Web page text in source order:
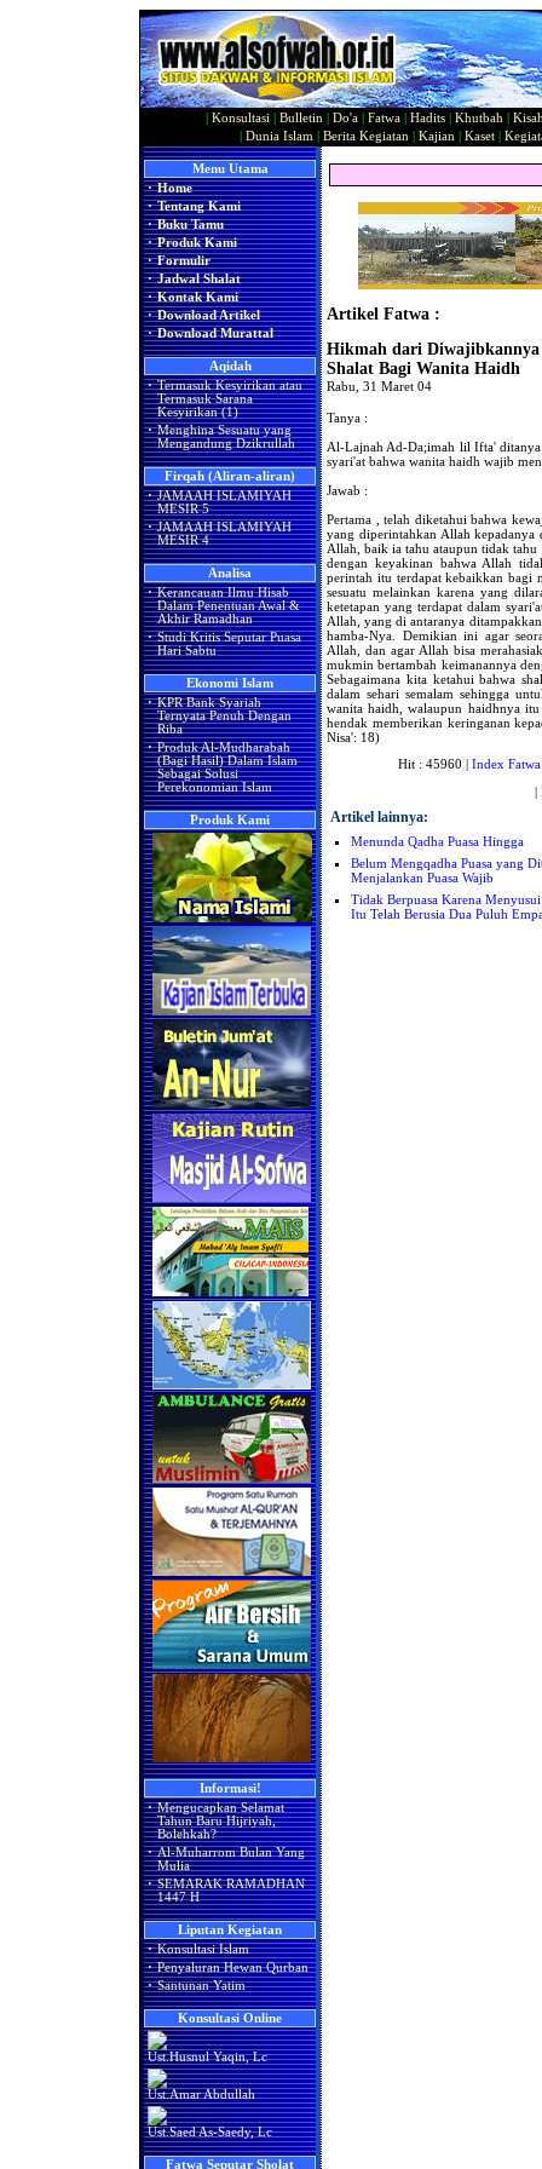
Konsultasi Bulletin Do'a Fatwa Hadits Khutbah
Dunia Islam Berita Kegiatan Kajian Kaset|
Menu Utama
· Home
· Tentang Kami
· Buku Tamu
· Produk Kami
· Formulir
· Jadwal Shalat
· Kontak Kami
· Download Artikel
· Download Murattal
Aqidah
· Termasuk Kesyirikan atau
Termasuk Sarana
Kesyirikan (1)
· Menghina Sesuatu yang
Mengandung Dzikrullah
Firqah (Aliran-aliran)
· JAMAAH ISLAMIYAH
MESIR 5
· JAMAAH ISLAMIYAH
MESIR 4
Analisa
· Kerancauan Ilmu Hisab
Dalam Penentuan Awal &
Akhir Ramadhan
· Studi Kritis Seputar Puasa
Hari Sabtu
Ekonomi Islam
· KPR Bank Syariah
Ternyata Penuh Dengan
Riba
· Produk Al-Mudharabah
(Bagi Hasil) Dalam Islam
Sebagai Solusi
Perekonomian Islam
Produk Kami
Informasi!
· Mengucapkan Selamat
Tahun Baru Hijriyah,
Bolehkah?
· Al-Muharrom Bulan Yang
Mulia
· SEMARAK RAMADHAN
1447 H
Liputan Kegiatan
· Konsultasi Islam
· Penyaluran Hewan Qurban
· Santunan Yatim
Konsultasi Online
Ust.Husnul Yaqin, Lc
Ust.Amar Abdullah
Ust.Saed As-Saedy, Lc
Fatwa Seputar Sholat
Artikel Fatwa :
Hikmah dari Diwajibkannya
Shalat Bagi Wanita Haidh
Rabu, 31 Maret 04
Tanya :
Al-Lajnah Ad-Da;imah lil Ifta'
syari'at bahwa wanita haidh wajib
Jawab :
Pertama , telah diketahui bahwa
yang diperintahkan Allah kepadanya
Allah, baik ia tahu ataupun tidak
dengan keyakinan bahwa Allah
perintah itu terdapat kebaikkan bagi
sesuatu melainkan karena yang
ketetapan yang terdapat dalam
Allah, yang di antaranya
hamba-Nya. Demikian ini agar
Allah, dan agar Allah bisa
mukmin bertambah keimanannya
Sebagaimana kita ketahui bahwa
dalam sehari semalam sehingga
wanita haidh, walaupun haidhnya
hendak memberikan keringanan
Nisa': 18)
Hit : 45960 | Index Fatwa
|
Artikel lainnya:
Menunda Qadha Puasa Hingga
Belum Mengqadha Puasa yang
Menjalankan Puasa Wajib
Tidak Berpuasa Karena
Itu Telah Berusia Dua Puluh